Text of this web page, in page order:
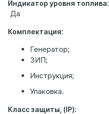
Индикатор уровня топлива:
Да
Комплектация:
Генератор;
ЗИП;
Инструкция;
Упаковка.
Класс защиты, (IP):